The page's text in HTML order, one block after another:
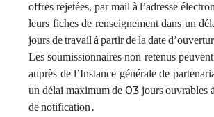
offres rejetées, par mail à l’adresse
leurs fiches de renseignement dans un
jours de travail à partir de la date
Les soumissionnaires non retenus
auprès de l’Instance générale de
un délai maximum de 03 jours ouvrables
de notification.